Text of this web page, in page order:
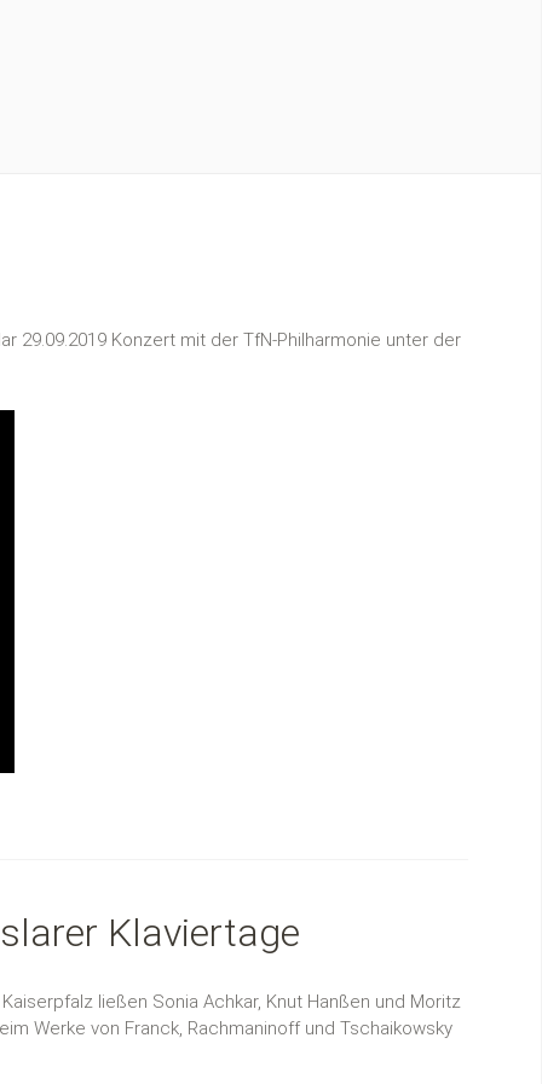
29.09.2019 Konzert mit der TfN-Philharmonie unter der
Klaviertage
ließen Sonia Achkar, Knut Hanßen und Moritz
Werke von Franck, Rachmaninoff und Tschaikowsky